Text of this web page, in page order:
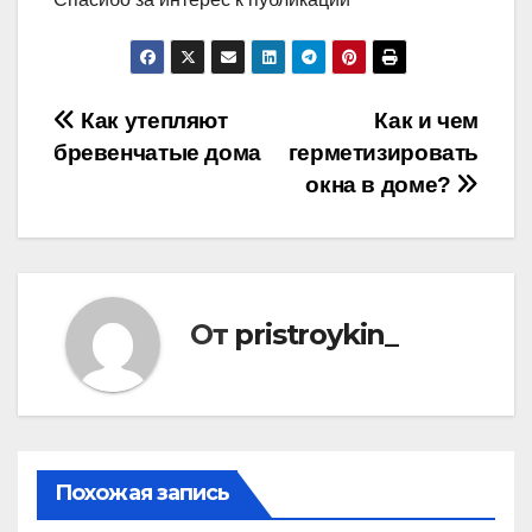
Навигация
по
записям
Как и чем
герметизировать
окна в доме?
Как утепляют
бревенчатые дома
От pristroykin_
Похожая запись